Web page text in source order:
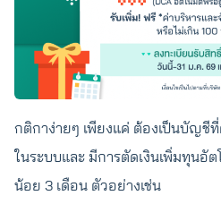
กติกาง่ายๆ เพียงแค่ ต้องเป็นบัญชี
ในระบบและ มีการตัดเงินเพิ่มทุนอัต
น้อย 3 เดือน ตัวอย่างเช่น